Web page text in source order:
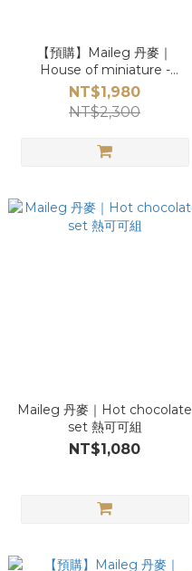
【預購】Maileg 丹麥｜
House of miniature -
Bathroom 浴間
NT$1,980
NT$2,300
Maileg 丹麥｜Hot chocolate
set 熱可可組
NT$1,080